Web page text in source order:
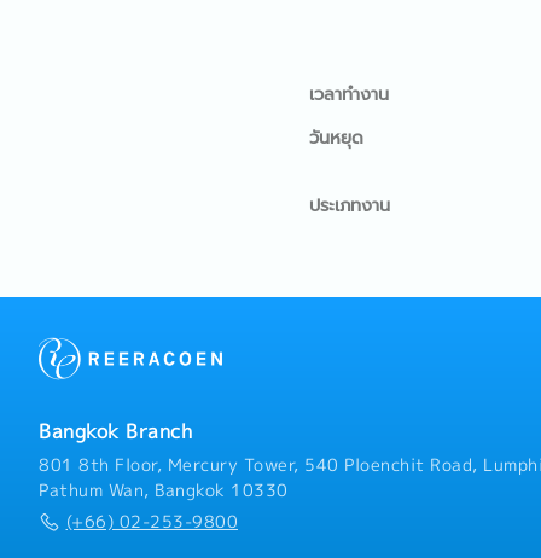
เวลาทำงาน
วันหยุด
ประเภทงาน
Bangkok Branch
801 8th Floor, Mercury Tower, 540 Ploenchit Road,
Pathum Wan, Bangkok 10330
(+66) 02-253-9800